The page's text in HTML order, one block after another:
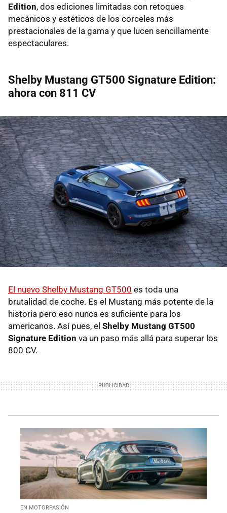
Edition, dos ediciones limitadas con retoques
mecánicos y estéticos de los corceles más
prestacionales de la gama y que lucen sencillamente
espectaculares.
Shelby Mustang GT500 Signature Edition:
ahora con 811 CV
El nuevo Shelby Mustang GT500 es toda una
brutalidad de coche. Es el Mustang más potente de la
historia pero eso nunca es suficiente para los
americanos. Así pues, el Shelby Mustang GT500
Signature Edition va un paso más allá para superar los
800 CV.
EN MOTORPASIÓN